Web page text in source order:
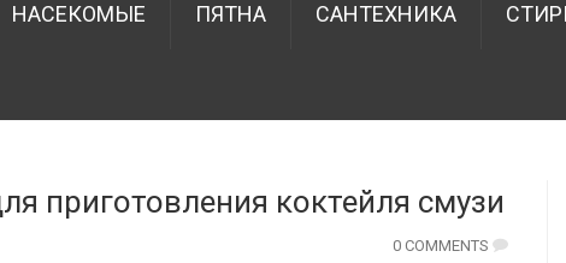
НАСЕКОМЫЕ ПЯТНА САНТЕХНИКА
приготовления коктейля смузи
0 COMMENTS